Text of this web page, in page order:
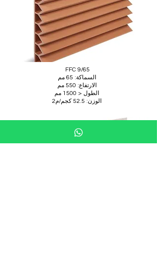
FFC 9/65
السماكة: 65 مم
الارتفاع: 550 مم
الطول < 1500 مم
الوزن: 52.5 كجم/م2